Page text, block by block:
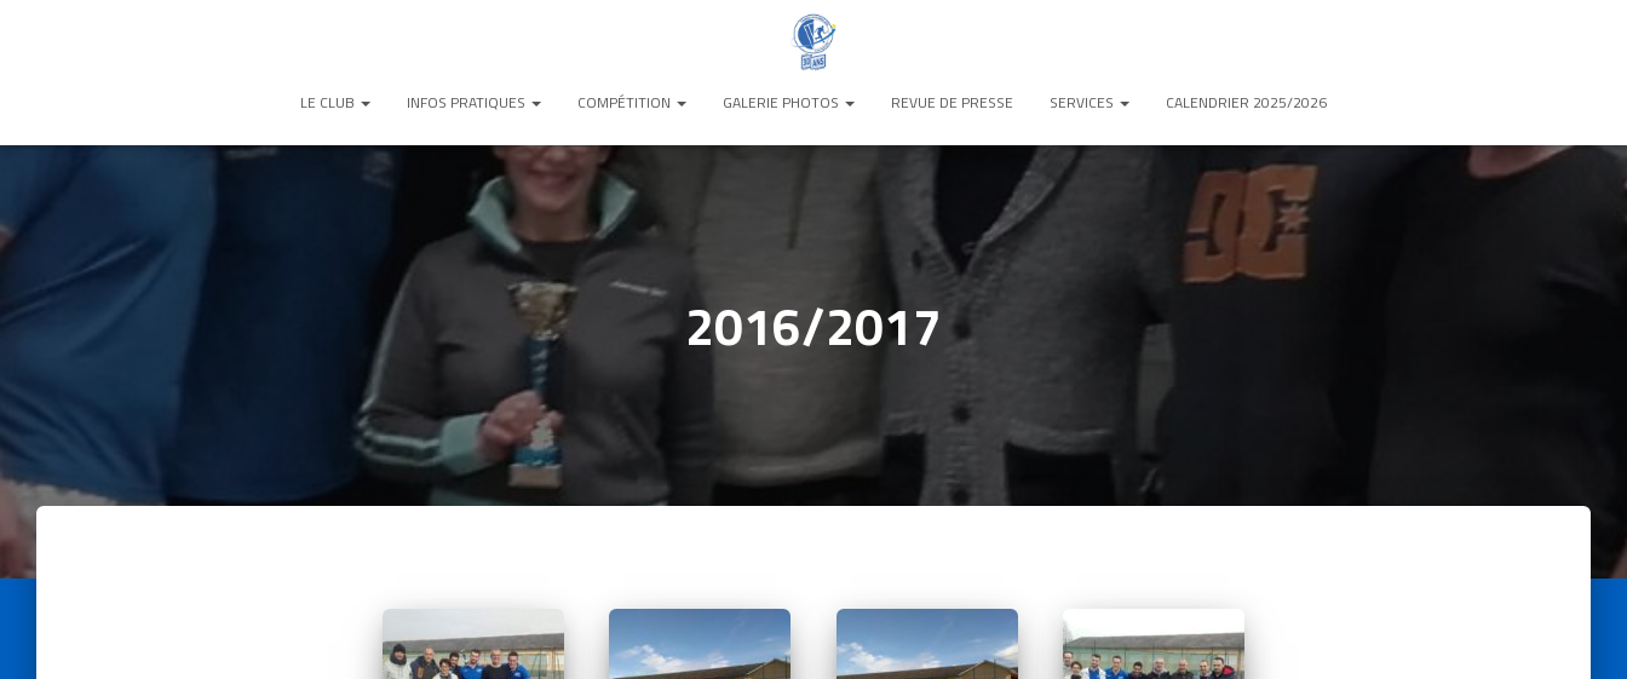
LE CLUB INFOS PRATIQUES COMPÉTITION GALERIE PHOTOS REVUE DE PRESSE SERVICES CALENDRIER 2025/2026
2016/2017